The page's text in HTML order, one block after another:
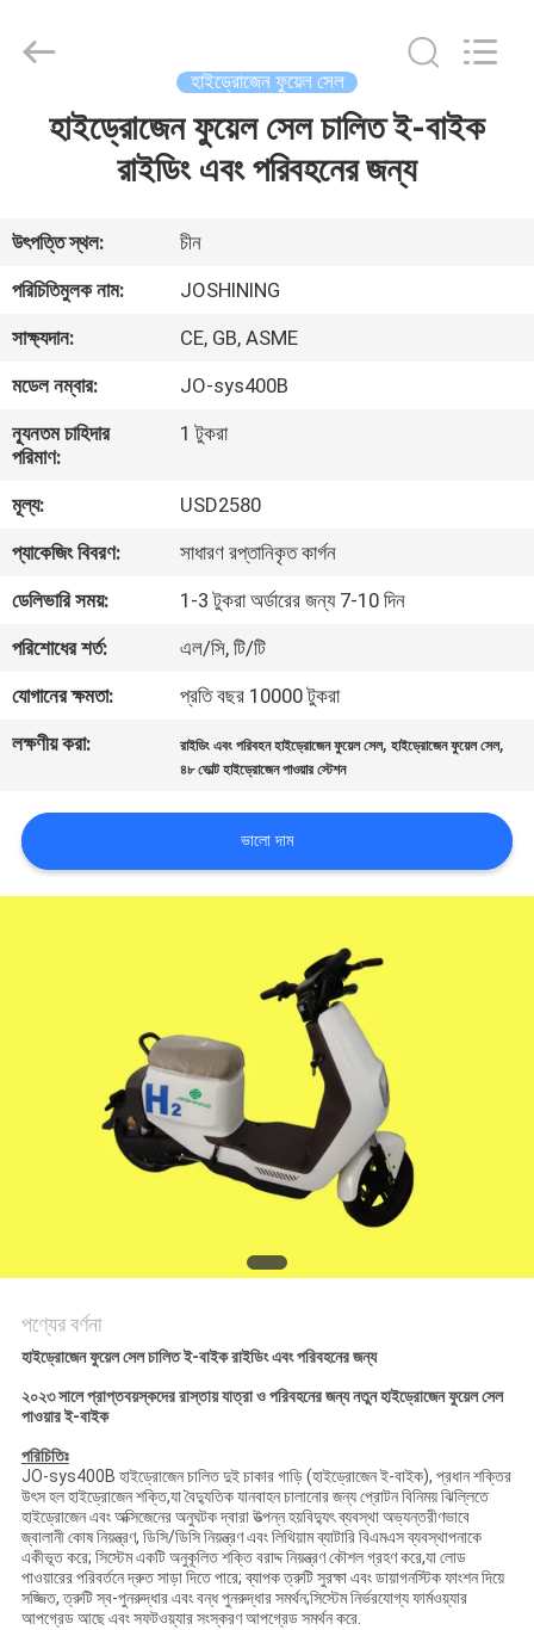
আমাদের
সম্পর্কে
কারখানা
ভ্রমণ
মান
নিয়ন্ত্রণ
আমাদের
সাথে
যোগাযোগ
করুন
খবর
সাইট
ম্যাপ
গোপনীয়তা
নীতি
Technology
Co.,Ltd.
হাইড্রোজেন ফুয়েল সেল
হাইড্রোজেন ফুয়েল সেল চালিত ই-বাইক
রাইডিং এবং পরিবহনের জন্য
উৎপত্তি স্থল:
চীন
পরিচিতিমুলক নাম:
JOSHINING
সাক্ষ্যদান:
CE, GB, ASME
মডেল নম্বার:
JO-sys400B
ন্যূনতম চাহিদার
পরিমাণ:
1 টুকরা
মূল্য:
USD2580
প্যাকেজিং বিবরণ:
সাধারণ রপ্তানিকৃত কার্গন
ডেলিভারি সময়:
1-3 টুকরা অর্ডারের জন্য 7-10 দিন
পরিশোধের শর্ত:
এল/সি, টি/টি
যোগানের ক্ষমতা:
প্রতি বছর 10000 টুকরা
লক্ষণীয় করা:
রাইডিং এবং পরিবহন হাইড্রোজেন ফুয়েল সেল,হাইড্রোজেন ফুয়েল সেল,
৪৮ ভোল্ট হাইড্রোজেন পাওয়ার স্টেশন
ভালো দাম
পণ্যের বর্ণনা
হাইড্রোজেন ফুয়েল সেল চালিত ই-বাইক রাইডিং এবং পরিবহনের জন্য
২০২৩ সালে প্রাপ্তবয়স্কদের রাস্তায় যাত্রা ও পরিবহনের জন্য নতুন হাইড্রোজেন ফুয়েল সেল
পাওয়ার ই-বাইক
পরিচিতিঃ
JO-sys400B হাইড্রোজেন চালিত দুই চাকার গাড়ি (হাইড্রোজেন ই-বাইক), প্রধান শক্তির
উৎস হল হাইড্রোজেন শক্তি,যা বৈদ্যুতিক যানবাহন চালানোর জন্য প্রোটন বিনিময় ঝিল্লিতে
হাইড্রোজেন এবং অক্সিজেনের অনুঘটক দ্বারা উত্পন্ন হয়বিদ্যুৎ ব্যবস্থা অভ্যন্তরীণভাবে
জ্বালানী কোষ নিয়ন্ত্রণ, ডিসি/ডিসি নিয়ন্ত্রণ এবং লিথিয়াম ব্যাটারি বিএমএস ব্যবস্থাপনাকে
একীভূত করে; সিস্টেম একটি অনুকূলিত শক্তি বরাদ্দ নিয়ন্ত্রণ কৌশল গ্রহণ করে,যা লোড
পাওয়ারের পরিবর্তনে দ্রুত সাড়া দিতে পারে; ব্যাপক ত্রুটি সুরক্ষা এবং ডায়াগনস্টিক ফাংশন দিয়ে
সজ্জিত, ত্রুটি স্ব-পুনরুদ্ধার এবং বন্ধ পুনরুদ্ধার সমর্থন;সিস্টেম নির্ভরযোগ্য ফার্মওয়্যার
আপগ্রেড আছে এবং সফটওয়্যার সংস্করণ আপগ্রেড সমর্থন করে.